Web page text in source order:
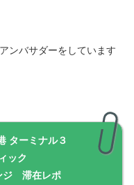
ンバサダーをしています
ターミナル３
ック
ジ 滞在レポ